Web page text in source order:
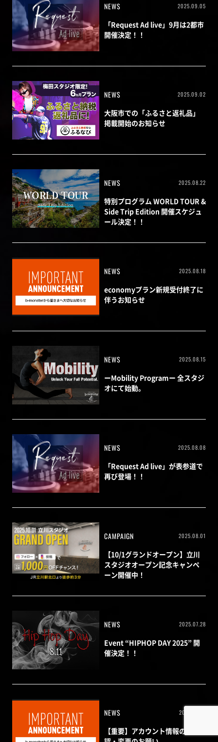
NEWS 2025.09.05
「Request Ad live」9月は2都市
開催決定！！
NEWS 2025.09.02
大阪市での「ふるさと返礼品」
掲載開始のお知らせ
NEWS 2025.08.22
特別プログラム WORLD TOUR &
Side Trip Edition 開催スケジュ
ール決定！！
NEWS 2025.08.18
economyプラン新規受付終了に
伴うお知らせ
NEWS 2025.08.15
ーMobility Programー 全スタジ
オにて始動。
NEWS 2025.08.08
「Request Ad live」が表参道で
再び登場！！
CAMPAIGN 2025.08.01
【10/1グランドオープン】立川
スタジオオープン記念キャンペ
ーン開催中！
NEWS 2025.07.28
Event “HIPHOP DAY 2025” 開
催決定！！
NEWS 2025.07.25
【重要】アカウント情報の確